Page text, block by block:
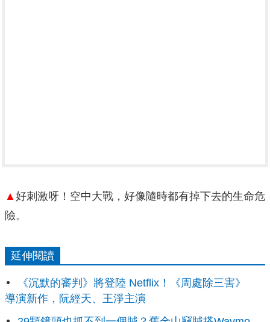
▲ 好刺激呀！空中大戰，好像隨時都有掉下去的生命危
險。
延伸閱讀
《沉默的審判》將登陸 Netflix！《周處除三害》
導演新作，阮經天、王淨主演